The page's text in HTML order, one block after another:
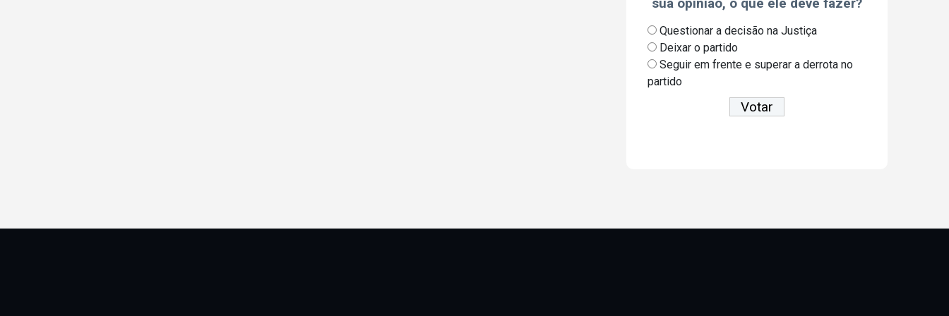
sua opinião, o que ele deve fazer?
Questionar a decisão na Justiça
Deixar o partido
Seguir em frente e superar a derrota no
partido